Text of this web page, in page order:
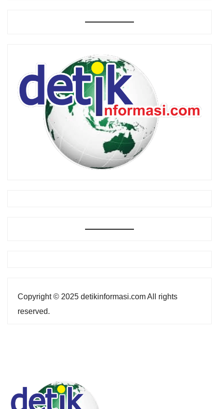
Copyright © 2025 detikinformasi.com All rights
reserved.